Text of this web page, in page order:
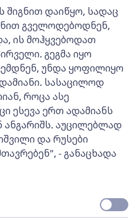
შიგნით დაიწყო, სადაც
გველოდებოდნენ,
ის მოჰყვებოდათ
გეგმა იყო
უნდა ყოფილიყო
სასაცილოდ
როცა ასე
ესევა ერთ ადამიანს
აუცილებლად
და რუსები
- განაცხადა